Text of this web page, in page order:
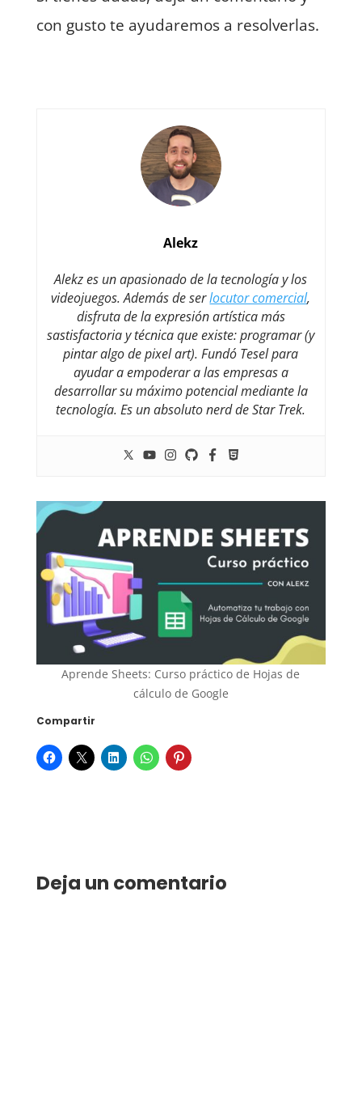
con gusto te ayudaremos a resolverlas.
Alekz
Alekz es un apasionado de la tecnología y los
videojuegos. Además de serlocutor comercial,
disfruta de la expresión artística más
sastisfactoria y técnica que existe: programar (y
pintar algo de pixel art). Fundó Tesel para
ayudar a empoderar a las empresas a
desarrollar su máximo potencial mediante la
tecnología. Es un absoluto nerd de Star Trek.
Aprende Sheets: Curso práctico de Hojas de
cálculo de Google
Compartir
Deja un comentario